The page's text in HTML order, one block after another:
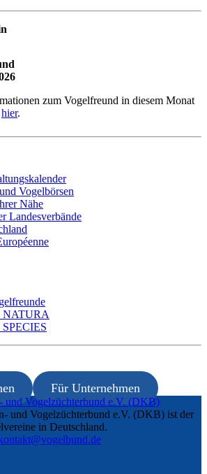
zum Vogelfreund in diesem Monat
hier.
Vogelbörsen
Nähe
Landesverbände
NATURA
Für Unternehmen
und Vogelzüchterbund e.V. (DKB) ist der
in Deutschland.